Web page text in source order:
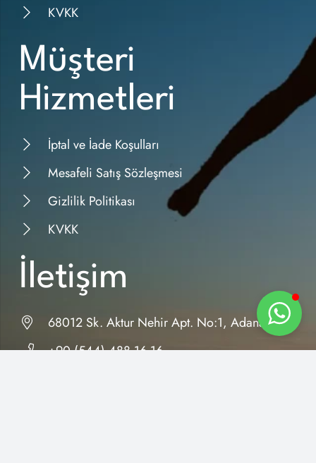
KVKK
Müşteri
Hizmetleri
İptal ve İade Koşulları
Mesafeli Satış Sözleşmesi
Gizlilik Politikası
KVKK
İletişim
68012 Sk. Aktur Nehir Apt. No:1, Adana
+90 (544) 488 16 16